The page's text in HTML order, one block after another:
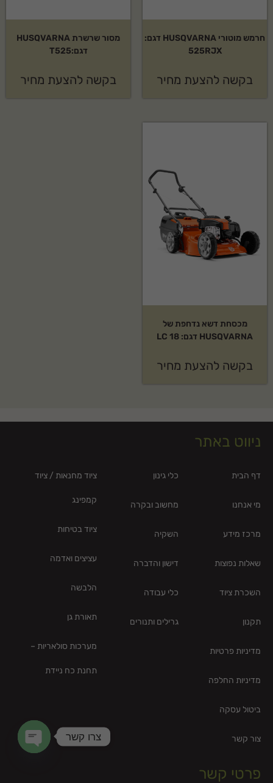
חרמש מוטורי HUSQVARNA דגם:
525RJX
בקשה להצעת מחיר
מסור שרשרת HUSQVARNA
דגם:T525
בקשה להצעת מחיר
מכסחת דשא נדחפת של
HUSQVARNA דגם: LC 18
בקשה להצעת מחיר
ניווט באתר
דף הבית
מי אנחנו
מרכז מידע
שאלות נפוצות
השכרת ציוד
תקנון
מדיניות פרטיות
מדיניות החלפה
ביטול עסקה
צור קשר
כלי גינון
מחשוב ובקרה
השקיה
דישון והדברה
כלי עבודה
גרילים ותנורים
ציוד מחנאות / ציוד
קמפינג
ציוד בטיחות
עציצים ואדמה
הלבשה
תאורת גן
מערכות סולאריות –
תחנת כח ניידת
פרטי קשר
צרו קשר